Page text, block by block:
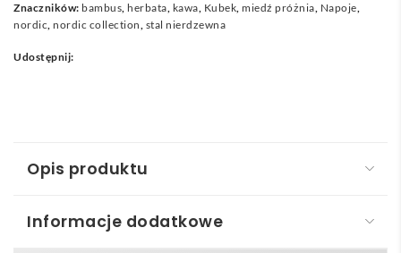
Znaczników: bambus, herbata, kawa, Kubek, miedź próżnia, Napoje,
nordic, nordic collection, stal nierdzewna
Udostępnij:
Opis produktu
Informacje dodatkowe